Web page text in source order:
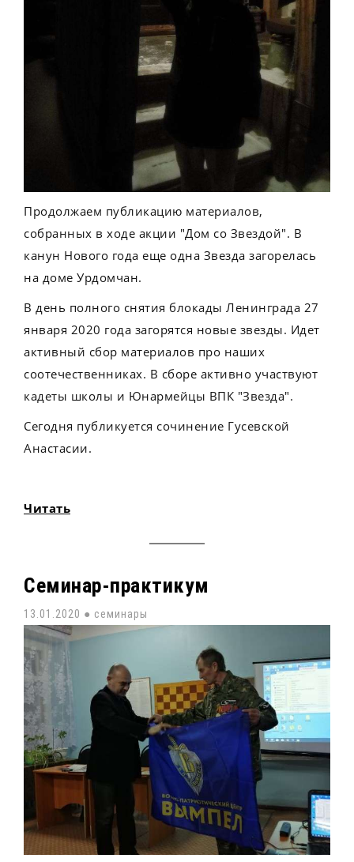
Продолжаем публикацию материалов,
собранных в ходе акции "Дом со Звездой". В
канун Нового года еще одна Звезда загорелась
на доме Урдомчан.
В день полного снятия блокады Ленинграда 27
января 2020 года загорятся новые звезды. Идет
активный сбор материалов про наших
соотечественниках. В сборе активно участвуют
кадеты школы и Юнармейцы ВПК "Звезда".
Сегодня публикуется сочинение Гусевской
Анастасии.
Читать
Семинар-практикум
13.01.2020 ● семинары